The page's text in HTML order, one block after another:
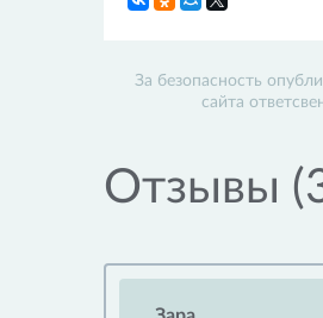
За безопасность
сайта
Отзывы